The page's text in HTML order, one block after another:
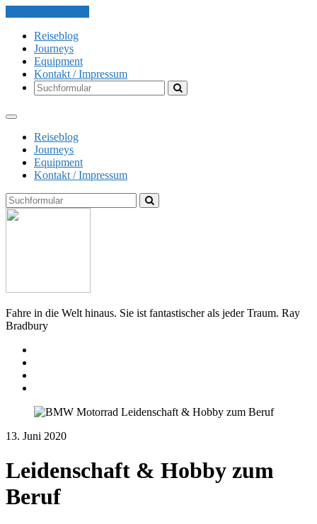
Reiseblog
Journeys
Equipment
Kontakt / Impressum
Search
Reiseblog
Journeys
Equipment
Kontakt / Impressum
Search
Fahre in die Welt hinaus. Sie ist fantastischer als jeder Traum. Ray
Bradbury
13. Juni 2020
Leidenschaft & Hobby zum
Beruf